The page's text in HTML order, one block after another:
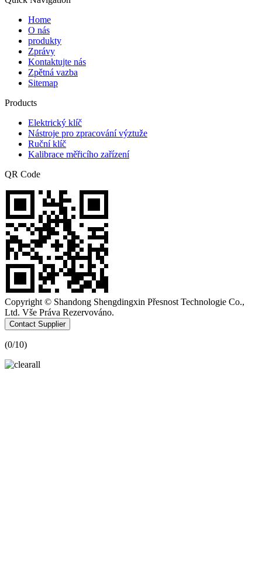
Home
O nás
produkty
Zprávy
Kontaktujte nás
Zpětná vazba
Sitemap
Products
Elektrický klíč
Nástroje pro zpracování výztuže
Ruční klíč
Kalibrace měřicího zařízení
QR Code
Copyright © Shandong Shengdingxin Přesnost Technologie Co.,
Ltd. Vše Práva Rezervováno.
Contact Supplier
(0/10)